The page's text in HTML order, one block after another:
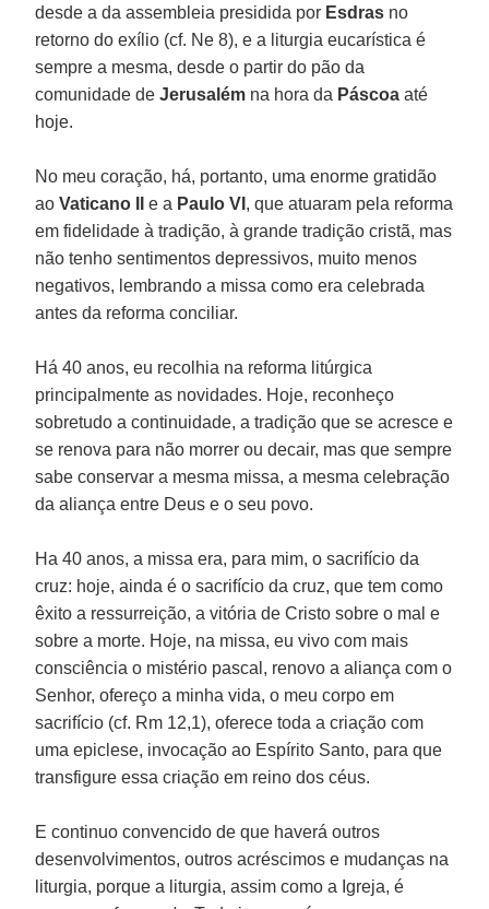
desde a da assembleia presidida por Esdras no
retorno do exílio (cf. Ne 8), e a liturgia eucarística é
sempre a mesma, desde o partir do pão da
comunidade deJerusalém na hora da Páscoaaté
hoje.
No meu coração, há, portanto, uma enorme gratidão
aoVaticano IIe a Paulo VI , que atuaram pela reforma
em fidelidade à tradição, à grande tradição cristã, mas
não tenho sentimentos depressivos, muito menos
negativos, lembrando a missa como era celebrada
antes da reforma conciliar.
Há 40 anos, eu recolhia na reforma litúrgica
principalmente as novidades. Hoje, reconheço
sobretudo a continuidade, a tradição que se acresce e
se renova para não morrer ou decair, mas que sempre
sabe conservar a mesma missa, a mesma celebração
da aliança entre Deus e o seu povo.
Ha 40 anos, a missa era, para mim, o sacrifício da
cruz: hoje, ainda é o sacrifício da cruz, que tem como
êxito a ressurreição, a vitória de Cristo sobre o mal e
sobre a morte. Hoje, na missa, eu vivo com mais
consciência o mistério pascal, renovo a aliança com o
Senhor, ofereço a minha vida, o meu corpo em
sacrifício (cf. Rm 12,1), oferece toda a criação com
uma epiclese, invocação ao Espírito Santo, para que
transfigure essa criação em reino dos céus.
E continuo convencido de que haverá outros
desenvolvimentos, outros acréscimos e mudanças na
liturgia, porque a liturgia, assim como a Igreja, é